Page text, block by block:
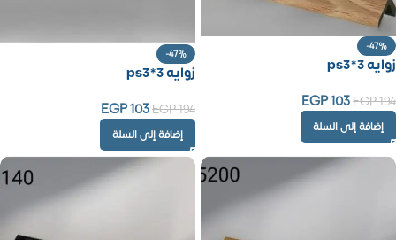
-47%
زوايه ps3*3
EGP194
EGP103
إضافة إلى السلة
-47%
زوايه ps3*3
EGP194
EGP103
إضافة إلى السلة